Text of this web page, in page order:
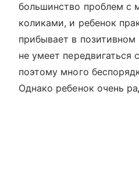
большинство проблем с
коликами, и ребенок
прибывает в
не умеет передвигаться
поэтому много
Однако ребенок очень